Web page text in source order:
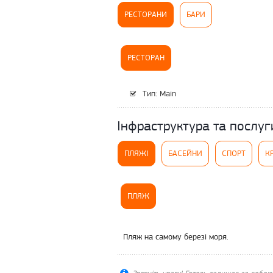
РЕСТОРАНИ БАРИ
РЕСТОРАН
Тип: Main
Інфраструктура та
ПЛЯЖІ БАСЕЙНИ СПОРТ
ПЛЯЖ
Пляж на самому березі моря.